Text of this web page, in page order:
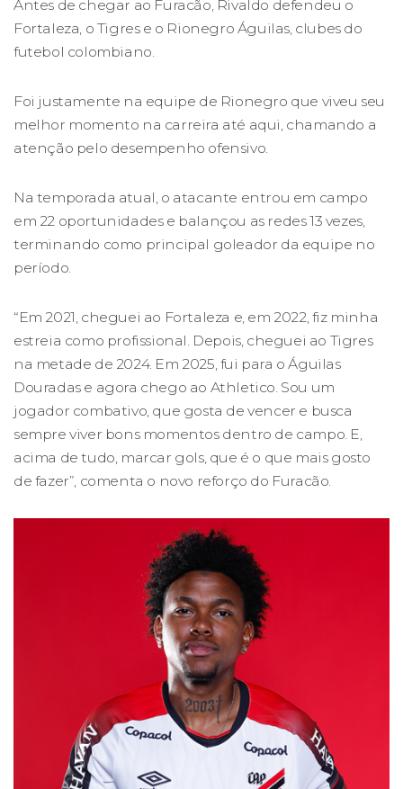
Antes de chegar ao Furacão, Rivaldo defendeu o
Fortaleza, o Tigres e o Rionegro Águilas, clubes do
futebol colombiano.
Foi justamente na equipe de Rionegro que viveu seu
melhor momento na carreira até aqui, chamando a
atenção pelo desempenho ofensivo.
Na temporada atual, o atacante entrou em campo
em 22 oportunidades e balançou as redes 13 vezes,
terminando como principal goleador da equipe no
período.
“Em 2021, cheguei ao Fortaleza e, em 2022, fiz minha
estreia como profissional. Depois, cheguei ao Tigres
na metade de 2024. Em 2025, fui para o Águilas
Douradas e agora chego ao Athletico. Sou um
jogador combativo, que gosta de vencer e busca
sempre viver bons momentos dentro de campo. E,
acima de tudo, marcar gols, que é o que mais gosto
de fazer”, comenta o novo reforço do Furacão.